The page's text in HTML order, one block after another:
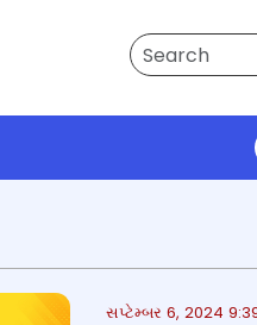
Search
સપ્ટેમ્બર 6, 2024